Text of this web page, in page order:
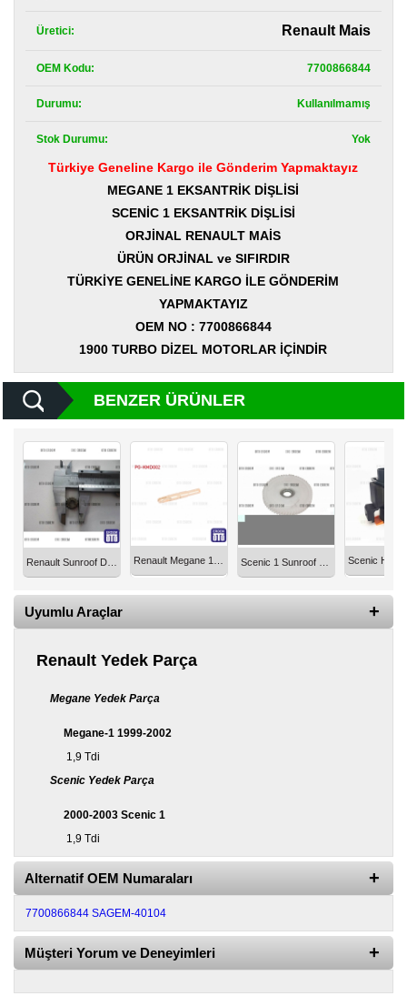
DACIA
Yedek
Romeo
Parça
Silecek
Standı
Çeşitleri
Dacia
Yedekleri
Aksesuar
Sanroof
Diğer
Üretici: Renault Mais
OEM Kodu: 7700866844
Durumu: Kullanılmamış
Stok Durumu: Yok
Türkiye Geneline Kargo ile Gönderim Yapmaktayız
MEGANE 1 EKSANTRİK DİŞLİSİ
SCENİC 1 EKSANTRİK DİŞLİSİ
ORJİNAL RENAULT MAİS
ÜRÜN ORJİNAL ve SIFIRDIR
TÜRKİYE GENELİNE KARGO İLE GÖNDERİM
YAPMAKTAYIZ
OEM NO : 7700866844
1900 TURBO DİZEL MOTORLAR İÇİNDİR
BENZER ÜRÜNLER
Uyumlu Araçlar
Renault Yedek Parça
Megane Yedek Parça
Megane-1 1999-2002
1,9 Tdi
Scenic Yedek Parça
2000-2003 Scenic 1
1,9 Tdi
Alternatif OEM Numaraları
7700866844 SAGEM-40104
Müşteri Yorum ve Deneyimleri